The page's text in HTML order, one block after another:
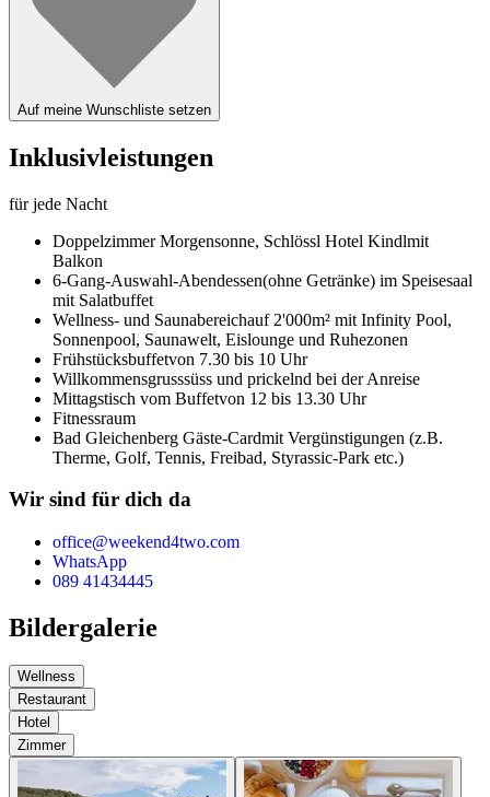
Auf meine Wunschliste setzen
Inklusivleistungen
für jede Nacht
Doppelzimmer Morgensonne, Schlössl Hotel Kindlmit
Balkon
6-Gang-Auswahl-Abendessen(ohne Getränke) im Speisesaal
mit Salatbuffet
Wellness- und Saunabereichauf 2'000m² mit Infinity Pool,
Sonnenpool, Saunawelt, Eislounge und Ruhezonen
Frühstücksbuffetvon 7.30 bis 10 Uhr
Willkommensgrusssüss und prickelnd bei der Anreise
Mittagstisch vom Buffetvon 12 bis 13.30 Uhr
Fitnessraum
Bad Gleichenberg Gäste-Cardmit Vergünstigungen (z.B.
Therme, Golf, Tennis, Freibad, Styrassic-Park etc.)
Wir sind für dich da
office@weekend4two.com
WhatsApp
089 41434445
Bildergalerie
Wellness
Restaurant
Hotel
Zimmer